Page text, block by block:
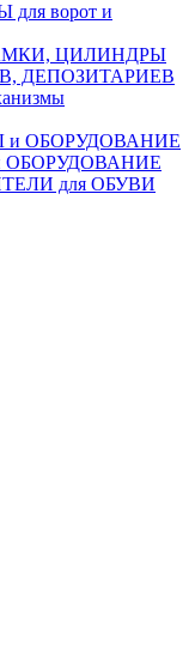
ворот и
ЦИЛИНДРЫ
ДЕПОЗИТАРИЕВ
для ОБУВИ